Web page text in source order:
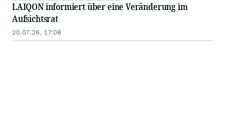
LAIQON informiert über eine Veränderung im
Aufsichtsrat
20.07.26, 17:08